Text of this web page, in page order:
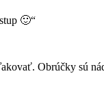
🙂“
Obrúčky sú